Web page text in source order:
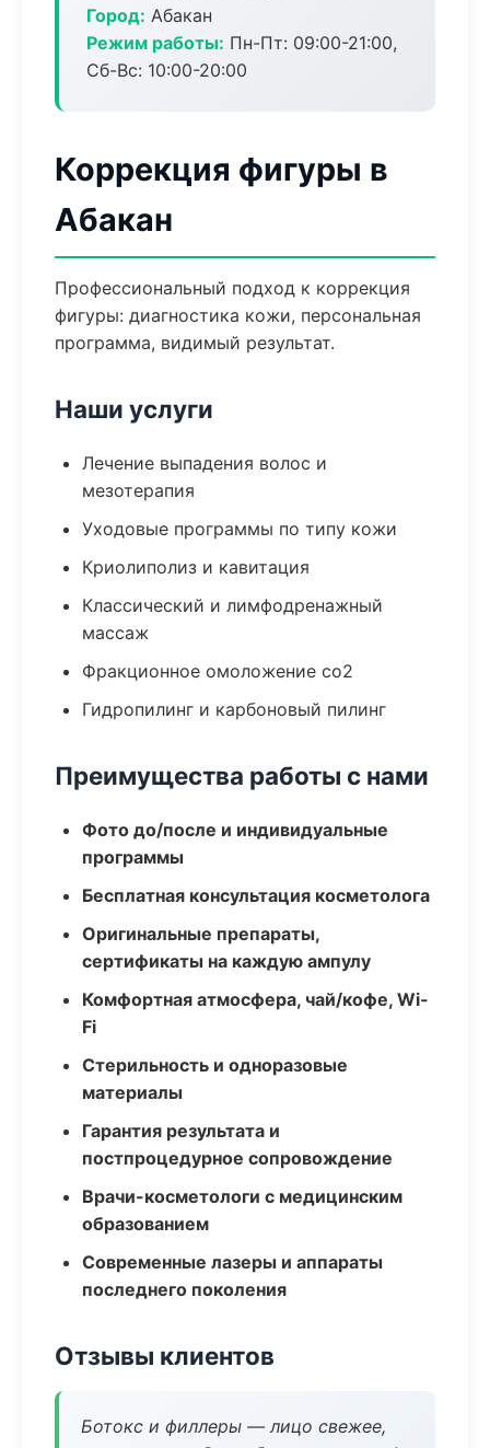
Город: Абакан
Режим работы: Пн-Пт: 09:00-21:00,
Сб-Вс: 10:00-20:00
Коррекция фигуры в
Абакан
Профессиональный подход к коррекция
фигуры: диагностика кожи, персональная
программа, видимый результат.
Наши услуги
Лечение выпадения волос и
мезотерапия
Уходовые программы по типу кожи
Криолиполиз и кавитация
Классический и лимфодренажный
массаж
Фракционное омоложение co2
Гидропилинг и карбоновый пилинг
Преимущества работы с нами
Фото до/после и индивидуальные
программы
Бесплатная консультация косметолога
Оригинальные препараты,
сертификаты на каждую ампулу
Комфортная атмосфера, чай/кофе, Wi-
Fi
Стерильность и одноразовые
материалы
Гарантия результата и
постпроцедурное сопровождение
Врачи-косметологи с медицинским
образованием
Современные лазеры и аппараты
последнего поколения
Отзывы клиентов
Ботокс и филлеры — лицо свежее,